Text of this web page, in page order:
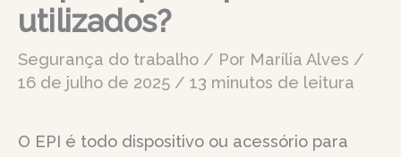
utilizados?
Segurança do trabalho / Por Marília Alves /
16 de julho de 2025 / 13 minutos de leitura
O EPI é todo dispositivo ou acessório para